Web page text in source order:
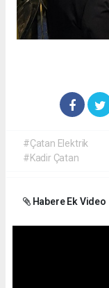
#Çatan Elektrik
#Kadir Çatan
Habere Ek Video